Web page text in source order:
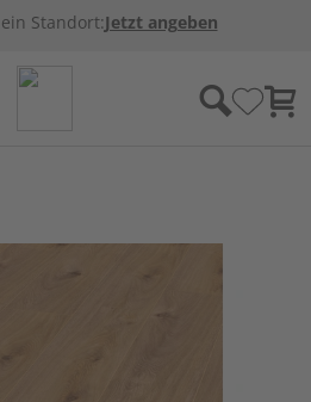
Standort:Jetzt angeben